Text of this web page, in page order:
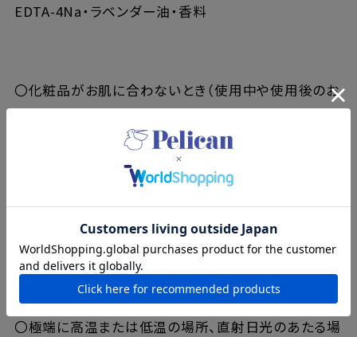
EDTA-4Na・ラベンダー油・香料
〇化粧品がお肌に合わないとき（使用中や使用後のお
の異常があらわれた場合）は、悪化させないためにも
使用を中止し、皮膚科専門医などにご相談ください。
いにならないでください。
〇目に入ったときはこすらず直ちに洗い流してくださ
い。目に異物感が残る場合は眼科医にご相談くださ
い。
〇極端に高温または低温の場所、直射日光のあたる場